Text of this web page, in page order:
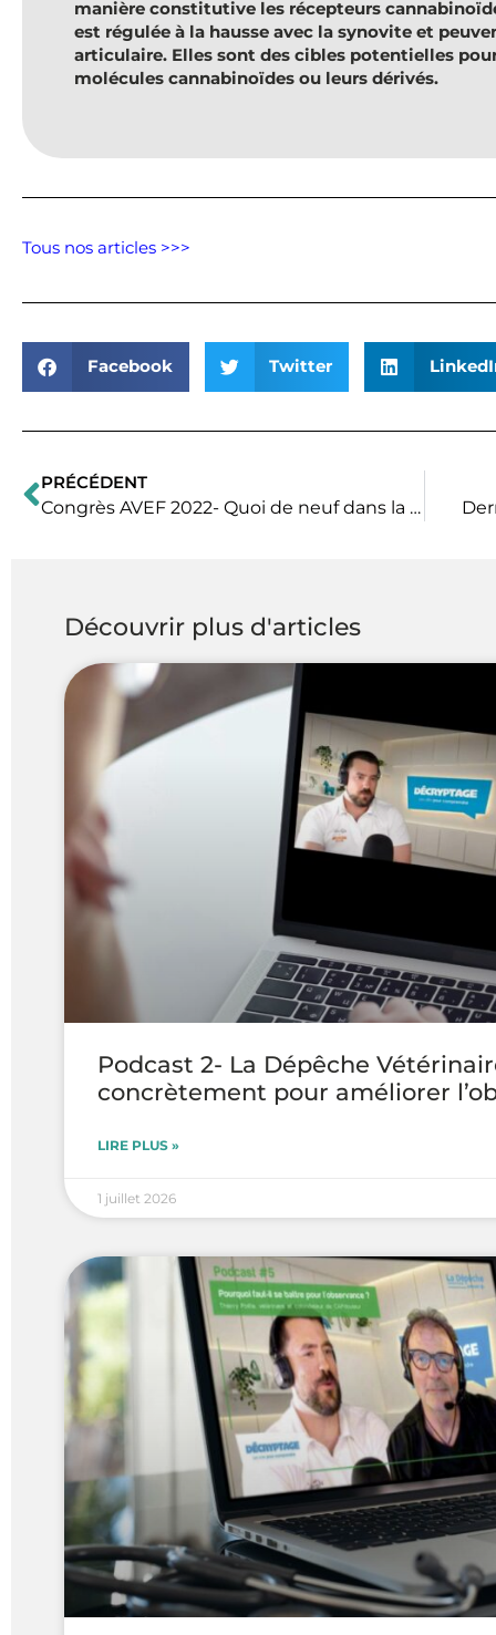
manière constitutive les récepteurs
est régulée à la hausse avec la synovite et
articulaire. Elles sont des cibles potentielles
molécules cannabinoïdes ou leurs dérivés.
Tous nos articles >>>
Facebook Twitter
Précédent
PRÉCÉDENT
Congrès AVEF 2022- Quoi de neuf dans la famille des morphiniques: la méthadone
Découvrir plus d'articles
Podcast 2- La Dépêche
concrètement pour améliorer
LIRE PLUS »
1 juillet 2026